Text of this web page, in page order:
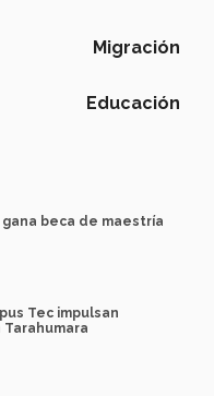
Migración
Educación
beca de maestría
Tec impulsan